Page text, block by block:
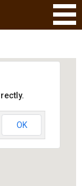
OK